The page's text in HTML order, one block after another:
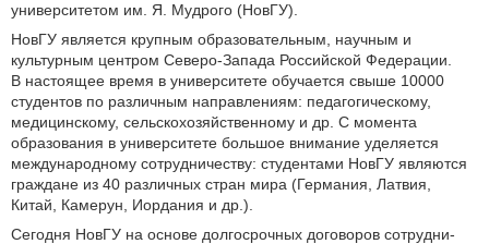
университетом им. Я. Мудрого (НовГУ).
НовГУ является крупным образовательным, научным и
культурным центром Северо-Запада Российской Федерации.
В настоящее время в университете обучается свыше 10000
студентов по различным направлениям: педагогическому,
медицинскому, сельскохозяйственному и др. С момента
образования в университете большое внимание уделяется
международному сотрудничеству: студентами НовГУ являются
граждане из 40 различных стран мира (Германия, Латвия,
Китай, Камерун, Иордания и др.).
Сегодня НовГУ на основе долгосрочных договоров сотрудни­